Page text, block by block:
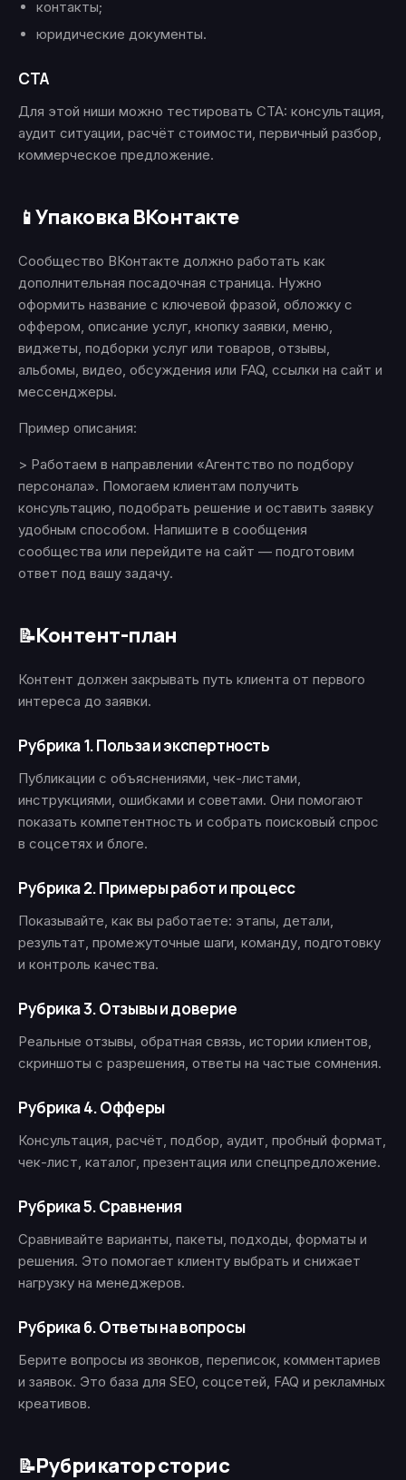
контакты;
юридические документы.
CTA
Для этой ниши можно тестировать CTA: консультация,
аудит ситуации, расчёт стоимости, первичный разбор,
коммерческое предложение.
📱Упаковка ВКонтакте
Сообщество ВКонтакте должно работать как
дополнительная посадочная страница. Нужно
оформить название с ключевой фразой, обложку с
оффером, описание услуг, кнопку заявки, меню,
виджеты, подборки услуг или товаров, отзывы,
альбомы, видео, обсуждения или FAQ, ссылки на сайт и
мессенджеры.
Пример описания:
> Работаем в направлении «Агентство по подбору
персонала». Помогаем клиентам получить
консультацию, подобрать решение и оставить заявку
удобным способом. Напишите в сообщения
сообщества или перейдите на сайт — подготовим
ответ под вашу задачу.
📝Контент-план
Контент должен закрывать путь клиента от первого
интереса до заявки.
Рубрика 1. Польза и экспертность
Публикации с объяснениями, чек-листами,
инструкциями, ошибками и советами. Они помогают
показать компетентность и собрать поисковый спрос
в соцсетях и блоге.
Рубрика 2. Примеры работ и процесс
Показывайте, как вы работаете: этапы, детали,
результат, промежуточные шаги, команду, подготовку
и контроль качества.
Рубрика 3. Отзывы и доверие
Реальные отзывы, обратная связь, истории клиентов,
скриншоты с разрешения, ответы на частые сомнения.
Рубрика 4. Офферы
Консультация, расчёт, подбор, аудит, пробный формат,
чек-лист, каталог, презентация или спецпредложение.
Рубрика 5. Сравнения
Сравнивайте варианты, пакеты, подходы, форматы и
решения. Это помогает клиенту выбрать и снижает
нагрузку на менеджеров.
Рубрика 6. Ответы на вопросы
Берите вопросы из звонков, переписок, комментариев
и заявок. Это база для SEO, соцсетей, FAQ и рекламных
креативов.
📝Рубрикатор сторис